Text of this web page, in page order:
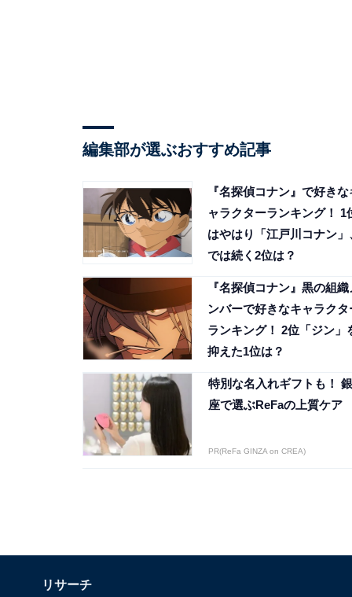
編集部が選ぶおすすめ記事
『名探偵コナン』で好きな
ャラクターランキング！ 1
はやはり「江戸川コナン」
では続く2位は？
『名探偵コナン』黒の組織
ンバーで好きなキャラクタ
ランキング！ 2位「ジン」
抑えた1位は？
特別な名入れギフトも！ 銀
座で選ぶReFaの上質ケア
PR(ReFa GINZA on CREA)
リサーチ